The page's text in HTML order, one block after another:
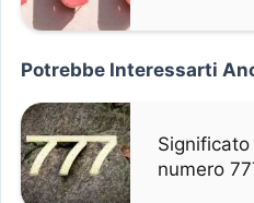
Potrebbe Interessarti
Significato
numero